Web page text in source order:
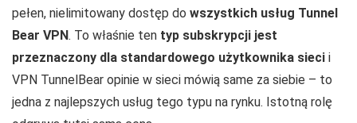
pełen, nielimitowany dostęp do wszystkich usług Tunnel
Bear VPN. To właśnie ten typ subskrypcji jest
przeznaczony dla standardowego użytkownika sieci i
VPN TunnelBear opinie w sieci mówią same za siebie – to
jedna z najlepszych usług tego typu na rynku. Istotną rolę